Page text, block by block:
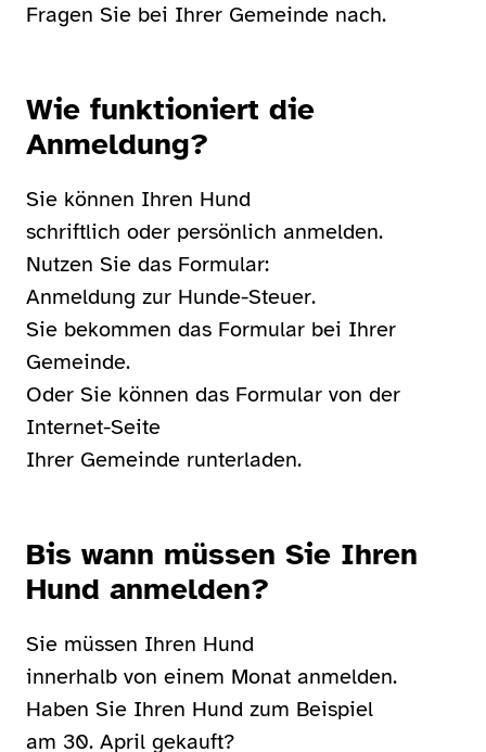
Fragen Sie bei Ihrer Gemeinde nach.
Wie funktioniert die
Anmeldung?
Sie können Ihren Hund
schriftlich oder persönlich anmelden.
Nutzen Sie das Formular:
Anmeldung zur Hunde-Steuer.
Sie bekommen das Formular bei Ihrer
Gemeinde.
Oder Sie können das Formular von der
Internet-Seite
Ihrer Gemeinde runterladen.
Bis wann müssen Sie Ihren
Hund anmelden?
Sie müssen Ihren Hund
innerhalb von einem Monat anmelden.
Haben Sie Ihren Hund zum Beispiel
am 30. April gekauft?